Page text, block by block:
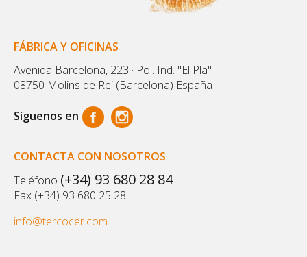
FÁBRICA Y OFICINAS
Avenida Barcelona, 223 · Pol. Ind. "El Pla"
08750 Molins de Rei (Barcelona) España
Síguenos en
CONTACTA CON NOSOTROS
Teléfono (+34) 93 680 28 84
Fax (+34) 93 680 25 28
info@tercocer.com